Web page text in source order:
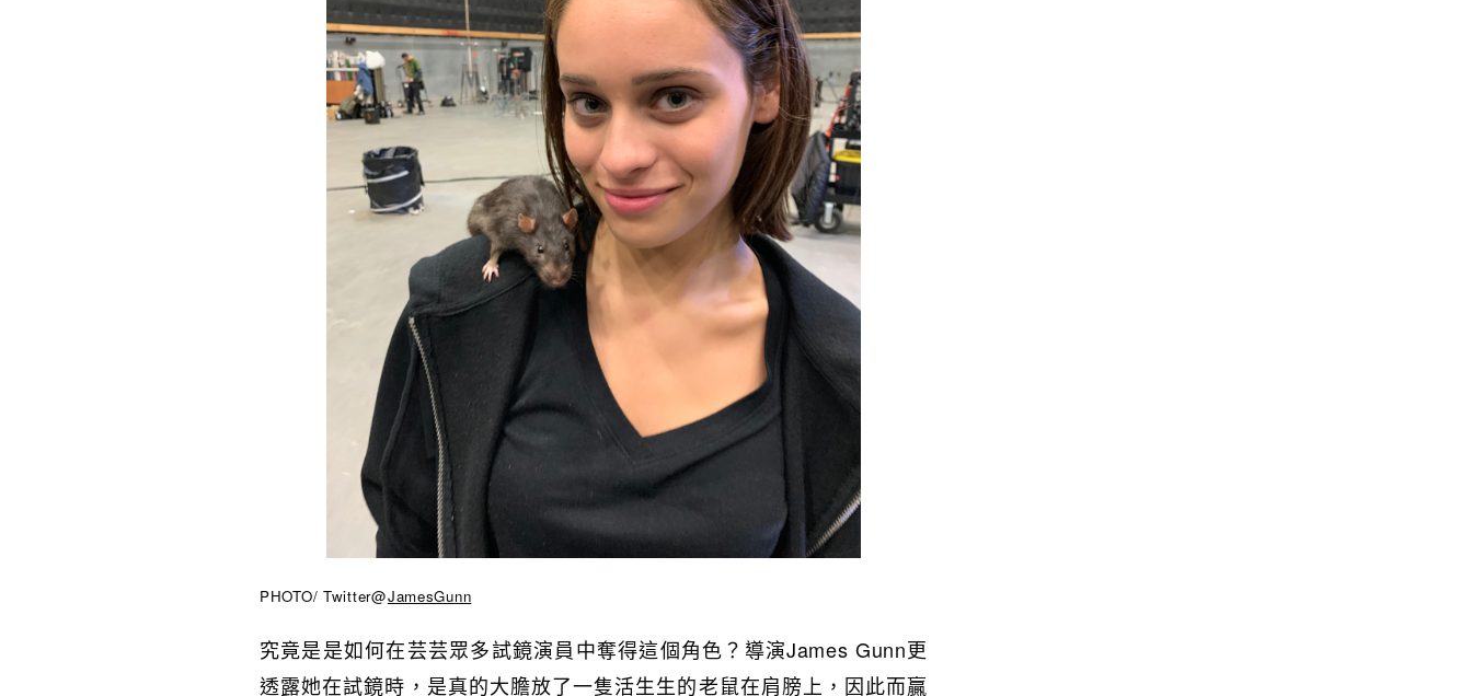
PHOTO/ Twitter@JamesGunn
究竟是是如何在芸芸眾多試鏡演員中奪得這個角色？導演James Gunn更
透露她在試鏡時，是真的大膽放了一隻活生生的老鼠在肩膀上，因此而贏